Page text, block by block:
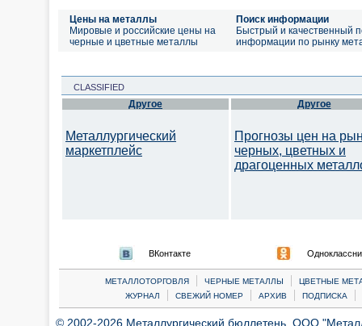
Цены на металлы
Мировые и российские цены на
черные и цветные металлы
Поиск информации
Быстрый и качественный
информации по рынку
CLASSIFIED
Другое
Металлургический
маркетплейс
Другое
Прогнозы цен на
черных, цветных и
драгоценных
ВКонтакте
МЕТАЛЛОТОРГОВЛЯ | ЧЕРНЫЕ МЕТАЛЛЫ |
ЦВЕТНЫЕ
ЖУРНАЛ
| СВЕЖИЙ НОМЕР | АРХИВ | ПОДПИСКА |
© 2002-2026 Металлургический бюллетень, ООО